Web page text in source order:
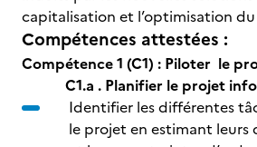
capitalisation et l’optimisation
Compétences attestées :
Compétence 1 (C1) : Piloter le
C1.a . Planifier le projet
Identifier les différentes
le projet en estimant leurs